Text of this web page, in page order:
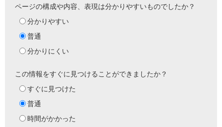
ページの構成や内容、表現は分かりやすいものでしたか？
分かりやすい
普通
分かりにくい
この情報をすぐに見つけることができましたか？
すぐに見つけた
普通
時間がかかった